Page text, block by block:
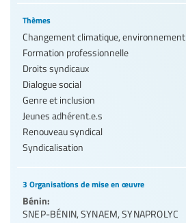
Thèmes
Changement climatique, environnement
Formation professionnelle
Droits syndicaux
Dialogue social
Genre et inclusion
Jeunes adhérent.e.s
Renouveau syndical
Syndicalisation
3 Organisations de mise en œuvre
Bénin:
SNEP-BÉNIN, SYNAEM,SYNAPROLYC